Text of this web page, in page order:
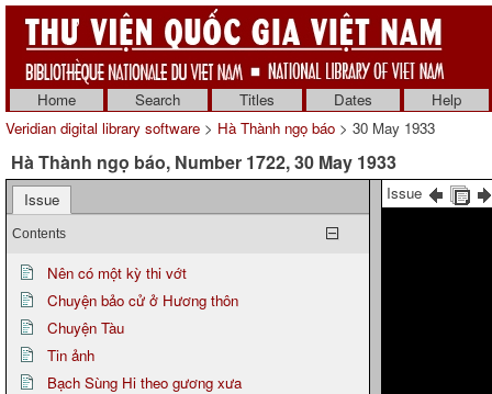
Home Search Titles Dates
Help
Veridian digital library software > Hà Thành ngọ báo > 30 May 1933
Hà Thành ngọ báo, Number 1722, 30 May 1933
Issue
Contents
Nên có một kỳ thi vớt
Chuyện bảo cử ở Hương thôn
Chuyện Tàu
Tin ảnh
Bạch Sùng Hi theo gương xưa
Issue